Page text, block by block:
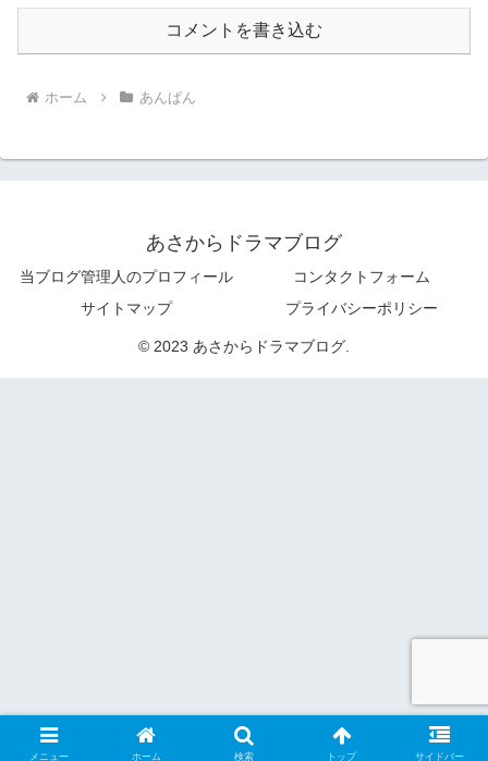
コメントを書き込む
ホーム あんぱん
あさからドラマブログ
当ブログ管理人のプロフィール
コンタクトフォーム
サイトマップ
プライバシーポリシー
© 2023 あさからドラマブログ.
メニュー ホーム 検索 トップ サイドバー